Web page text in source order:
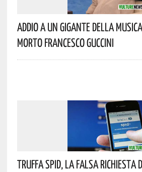
Addio A Un Gigante Della
Morto Francesco Guccini
Truffa Spid, La Falsa Richiesta